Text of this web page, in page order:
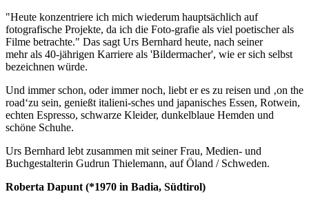
"Heute konzentriere ich mich wiederum hauptsächlich auf
fotografische Projekte, da ich die Foto-grafie als viel poetischer als
Filme betrachte." Das sagt Urs Bernhard heute, nach seiner
mehr als 40-jährigen Karriere als 'Bildermacher', wie er sich selbst
bezeichnen würde.
Und immer schon, oder immer noch, liebt er es zu reisen und ‚on the
road‘zu sein, genießt italieni-sches und japanisches Essen, Rotwein,
echten Espresso, schwarze Kleider, dunkelblaue Hemden und
schöne Schuhe.
Urs Bernhard lebt zusammen mit seiner Frau, Medien- und
Buchgestalterin Gudrun Thielemann, auf Öland / Schweden.
Roberta Dapunt (*1970 in Badia, Südtirol)